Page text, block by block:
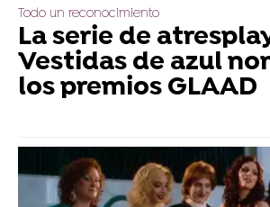
Todo un reconocimiento
La serie de
Vestidas de azul
los premios GLAAD